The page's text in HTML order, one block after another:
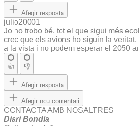
Afegir resposta
julio20001
Jo ho trobo bé, tot el que sigui més
crec que els avions ho siguin la
a la vista i no podem esperar el 2050
👍 👎
Afegir resposta
Afegir nou comentari
CONTACTA AMB NOSALTRES
Diari Bondia